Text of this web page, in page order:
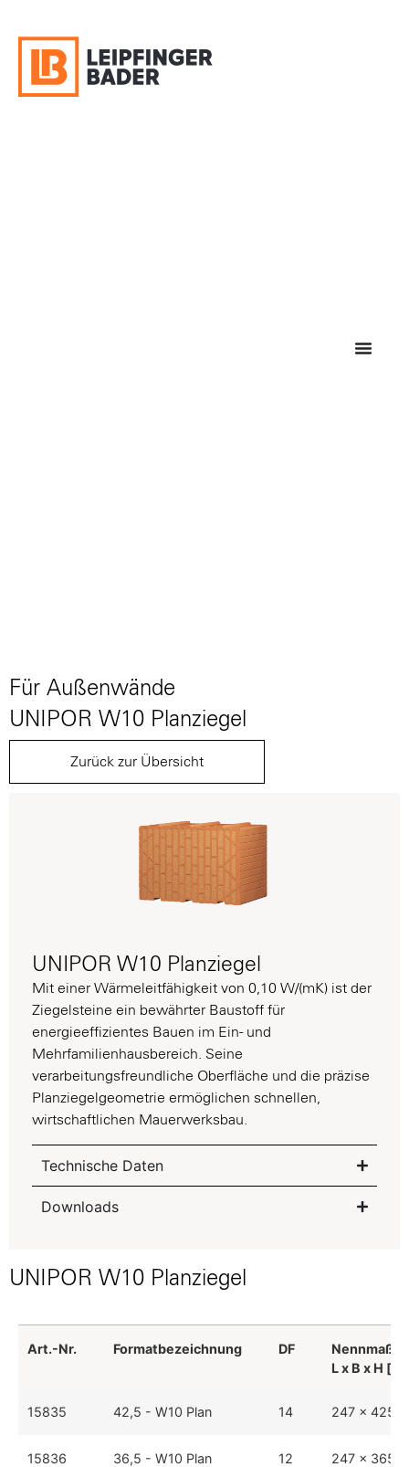
Für Außenwände
UNIPOR W10 Planziegel
Zurück zur Übersicht
UNIPOR W10 Planziegel
Mit einer Wärmeleitfähigkeit von 0,10 W/(mK) ist der
Ziegelsteine ein bewährter Baustoff für
energieeffizientes Bauen im Ein- und
Mehrfamilienhausbereich. Seine
verarbeitungsfreundliche Oberfläche und die präzise
Planziegelgeometrie ermöglichen schnellen,
wirtschaftlichen Mauerwerksbau.
Technische Daten
Downloads
UNIPOR W10 Planziegel
Art.-Nr. Formatbezeichnung DF
Nennmaß
L x B x H [in
L x B x H [in
15835 42,5 - W10 Plan 14 247 x 425
15836 36,5 - W10 Plan 12 247 x 365